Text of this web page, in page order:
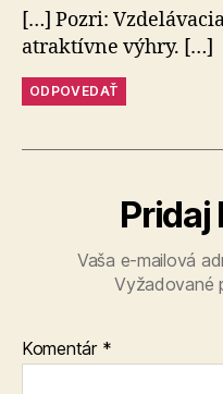
[…] Pozri:
atraktívne výhry. […]
ODPOVEDAŤ
Pridaj
Vaša e-mailová
Vyžadované
Komentár *